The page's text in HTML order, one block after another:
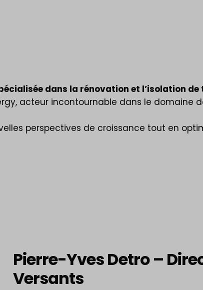
dans la rénovation et l’isolation
acteur incontournable dans le domaine
perspectives de croissance tout en
Pierre-Yves Detro –
Versants